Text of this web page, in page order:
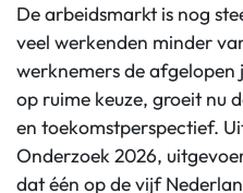
De arbeidsmarkt is nog
veel werkenden minder
werknemers de afgelopen
op ruime keuze, groeit nu
en toekomstperspectief.
Onderzoek 2026,
dat één op de vijf